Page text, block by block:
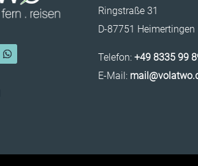
Ringstraße 31
D-87751 Heimertingen
Telefon: +49 8335 99
E-Mail: